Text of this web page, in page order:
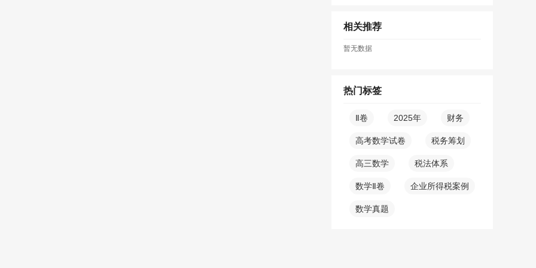
相关推荐
暂无数据
热门标签
Ⅱ卷 2025年 财务
高考数学试卷 税务筹划
高三数学 税法体系
数学Ⅱ卷 企业所得税案例
数学真题